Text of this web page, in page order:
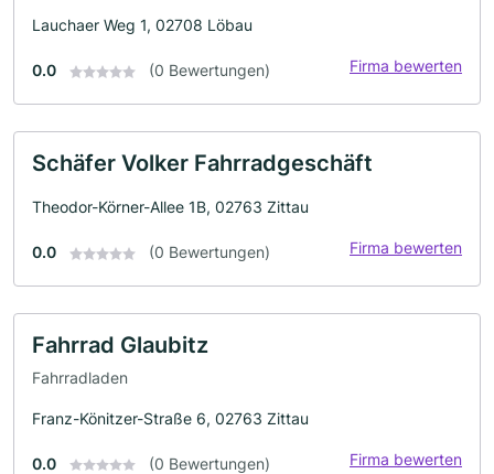
Lauchaer Weg 1, 02708 Löbau
0.0 (0 Bewertungen) Firma bewerten
Schäfer Volker Fahrradgeschäft
Theodor-Körner-Allee 1B, 02763 Zittau
0.0 (0 Bewertungen) Firma bewerten
Fahrrad Glaubitz
Fahrradladen
Franz-Könitzer-Straße 6, 02763 Zittau
0.0 (0 Bewertungen) Firma bewerten